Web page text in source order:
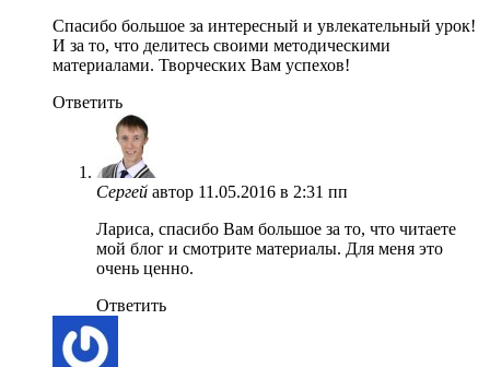
Спасибо большое за интересный и увлекательный урок!
И за то, что делитесь своими методическими
материалами. Творческих Вам успехов!
Ответить
Сергей автор 11.05.2016 в 2:31 пп
Лариса, спасибо Вам большое за то, что читаете
мой блог и смотрите материалы. Для меня это
очень ценно.
Ответить